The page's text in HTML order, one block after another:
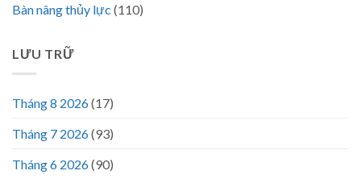
Bàn nâng thủy lực (110)
LƯU TRỮ
Tháng 8 2026(17)
Tháng 7 2026(93)
Tháng 6 2026(90)